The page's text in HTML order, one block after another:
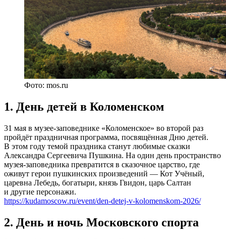
Фото: mos.ru
1. День детей в Коломенском
31 мая в музее-заповеднике «Коломенское» во второй раз
пройдёт праздничная программа, посвящённая Дню детей.
В этом году темой праздника станут любимые сказки
Александра Сергеевича Пушкина. На один день пространство
музея-заповедника превратится в сказочное царство, где
оживут герои пушкинских произведений — Кот Учёный,
царевна Лебедь, богатыри, князь Гвидон, царь Салтан
и другие персонажи.
https://kudamoscow.ru/event/den-detej-v-kolomenskom-2026/
2. День и ночь Московского спорта